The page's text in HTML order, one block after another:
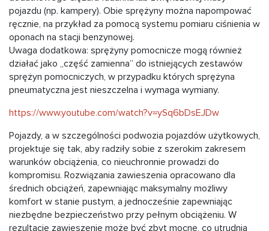
pojazdu (np. kampery). Obie sprężyny można napompować
ręcznie, na przykład za pomocą systemu pomiaru ciśnienia w
oponach na stacji benzynowej.
Uwaga dodatkowa: sprężyny pomocnicze mogą również
działać jako „część zamienna” do istniejących zestawów
sprężyn pomocniczych, w przypadku których sprężyna
pneumatyczna jest nieszczelna i wymaga wymiany.
https://www.youtube.com/watch?v=ySq6bDsEJDw
Pojazdy, a w szczególności podwozia pojazdów użytkowych,
projektuje się tak, aby radziły sobie z szerokim zakresem
warunków obciążenia, co nieuchronnie prowadzi do
kompromisu. Rozwiązania zawieszenia opracowano dla
średnich obciążeń, zapewniając maksymalny możliwy
komfort w stanie pustym, a jednocześnie zapewniając
niezbędne bezpieczeństwo przy pełnym obciążeniu. W
rezultacie zawieszenie może być zbyt mocne, co utrudnia